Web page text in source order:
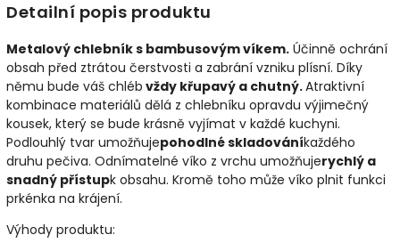
Detailní popis produktu
Metalový chlebník s bambusovým víkem. Účinně ochrání
obsah před ztrátou čerstvosti a zabrání vzniku plísní. Díky
němu bude váš chléb vždy křupavý a chutný.Atraktivní
kombinace materiálů dělá z chlebníku opravdu výjimečný
kousek, který se bude krásně vyjímat v každé kuchyni.
Podlouhlý tvar umožňujepohodlné skladováníkaždého
druhu pečiva. Odnímatelné víko z vrchu umožňujerychlý a
snadný přístupk obsahu. Kromě toho může víko plnit funkci
prkénka na krájení.
Výhody produktu: